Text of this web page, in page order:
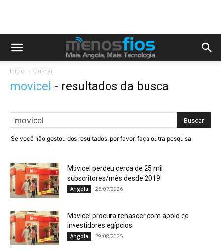
Início Buscar
movicel - resultados da busca
Se você não gostou dos resultados, por favor, faça outra pesquisa
Movicel perdeu cerca de 25 mil
subscritores/mês desde 2019
Angola 25/07/2026
Movicel procura renascer com apoio de
investidores egípcios
Angola 29/08/2025